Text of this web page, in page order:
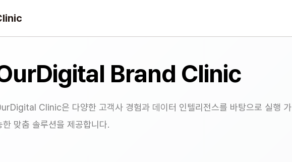
Brand Clinic
Clinic은 다양한 고객사 경험과 데이터 인텔리전스를 바탕으로 실행 가
한 맞춤 솔루션을 제공합니다.